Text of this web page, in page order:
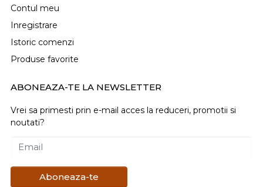
Contul meu
Inregistrare
Istoric comenzi
Produse favorite
ABONEAZA-TE LA NEWSLETTER
Vrei sa primesti prin e-mail acces la reduceri, promotii si
noutati?
Email
Aboneaza-te